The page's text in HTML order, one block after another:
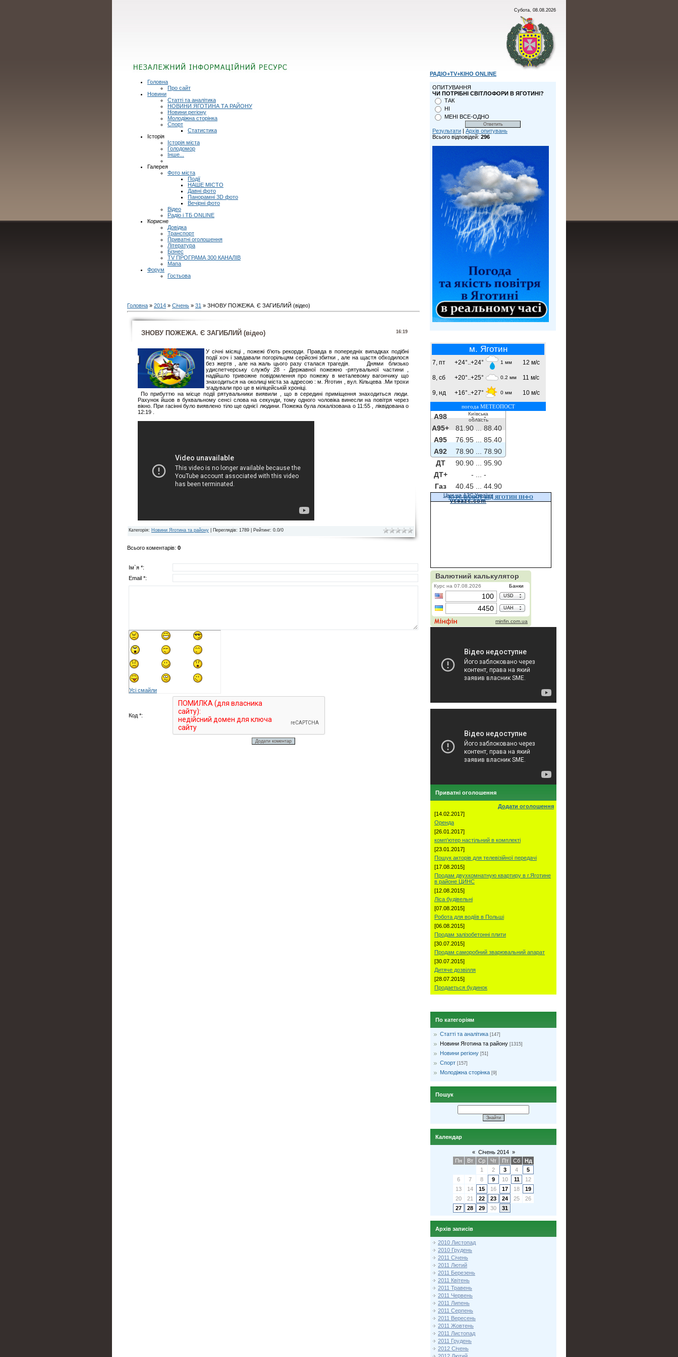
Субота, 08.08.2026
Головна
Про сайт
Новини
Статті та аналітика
НОВИНИ ЯГОТИНА ТА РАЙОНУ
Новини регіону
Молодіжна сторінка
Спорт
Статистика
Історія
Історія міста
Голодомор
Інше...
Галерея
Фото міста
Події
НАШЕ МІСТО
Давні фото
Панорамні 3D фото
Вечірні фото
Відео
Радіо і ТБ ONLINE
Корисне
Довідка
Транспорт
Приватні оголошення
Література
Бізнес
TV ПРОГРАМА 300 КАНАЛІВ
Мапа
Форум
Гостьова
Головна » 2014 » Січень » 31 » ЗНОВУ ПОЖЕЖА. Є ЗАГИБЛИЙ (відео)
16:19
ЗНОВУ ПОЖЕЖА. Є ЗАГИБЛИЙ (відео)
У січні місяці , пожежі б’ють рекорди. Правда в попередніх випадках подібні
події хоч і завдавали погорільцям серйозні збитки , але на щастя обходилося
без жертв , але на жаль цього разу сталася трагедія. Днями близько
удиспетчерську службу 28 - Державної пожежно -рятувальної частини ,
надійшло тривожне повідомлення про пожежу в металевому вагончику що
знаходиться на околиці міста за адресою : м. Яготин , вул. Кільцева .Ми трохи
згадували про це в міліцейській хроніці.
По прибуттю на місце події рятувальники виявили , що в середині приміщення знаходиться люди.
Рахунок йшов в буквальному сенсі слова на секунди, тому одного чоловіка винесли на повітря через
вікно. При гасінні було виявлено тіло ще однієї людини. Пожежа була локалізована о 11:55 , ліквідована о
12:19 .
Категорія: Новини Яготина та району Переглядів: 1789 | Рейтинг: 0.0/0
Всього коментарів: 0
Ім`я *:
Email *:
Усі смайли
Код *:
РАДІО+TV+КІНО ONLINE
ОПИТУВАННЯ
ЧИ ПОТРІБНІ СВІТЛОФОРИ В ЯГОТИНІ?
ТАК
НІ
МЕНІ ВСЕ-ОДНО
Результати | Архів опитувань
Всього відповідей: 296
м. Яготин
7, пт +24°..+24° 1 мм 12 м/с
8, сб +20°..+25° 0.2 мм 11 м/с
9, нд +16°..+27° 0 мм 10 м/с
погода МЕТЕОПОСТ
Київська
область
A98 - ...-
A95+
81.90 ...
88.40
A95
76.95 ...
85.40
A92
78.90 ...
78.90
ДТ
90.90 ...
95.90
ДТ+
- ...
-
Газ
40.45 ... 44.90
Ціни на АЗС України
vseazs.com
КУРС ВАЛЮТ ВІД ЯГОТИН ІНФО
Приватні оголошення
Додати оголошення
[14.02.2017]
Оренда
[26.01.2017]
комп'ютер настільний в комплекті
[23.01.2017]
Пошук акторів для телевізійної передачі
[17.08.2015]
Продам двухкомнатную квартиру в г.Яготине
в районе ЦИНС
[12.08.2015]
Ліса будівельні
[07.08.2015]
Робота для водіїв в Польші
[06.08.2015]
Продам залізобетонні плити
[30.07.2015]
Продам саморобний зварювальний апарат
[30.07.2015]
Дитяче дозвілля
[28.07.2015]
Продаеться будинок
По категоріям
Статті та аналітика [147]
Новини Яготина та району [1315]
Новини регіону [51]
Спорт [157]
Молодіжна сторінка [9]
Пошук
Календар
« Січень 2014 »
Пн
Вт Ср Чт Пт Сб
Нд
1
2 3 4
5
6
7 8 9 10 11
12
13
14 15 16 17 18
19
20
21 22 23 24 25
26
27
28 29 30 31
Архів записів
2010 Листопад
2010 Грудень
2011 Січень
2011 Лютий
2011 Березень
2011 Квітень
2011 Травень
2011 Червень
2011 Липень
2011 Серпень
2011 Вересень
2011 Жовтень
2011 Листопад
2011 Грудень
2012 Січень